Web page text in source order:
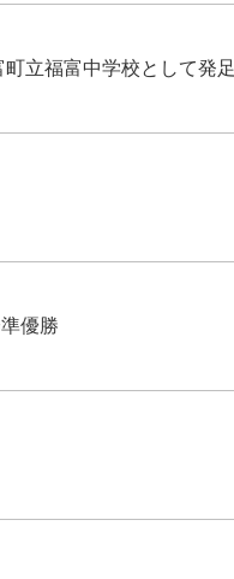
立福富中学校として発足
優勝